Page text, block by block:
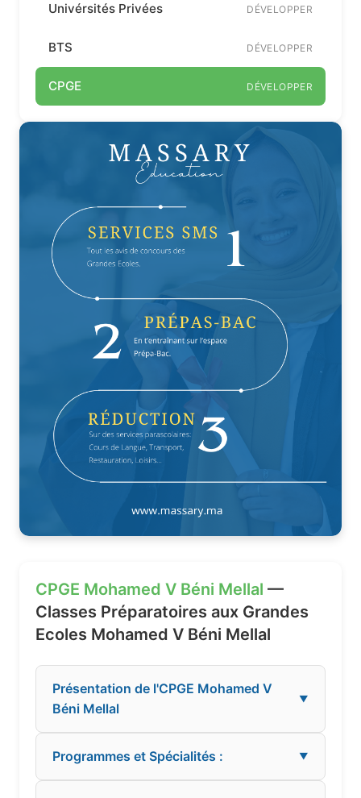
Univérsités Privées DÉVELOPPER
BTS DÉVELOPPER
CPGE DÉVELOPPER
CPGE Mohamed V Béni Mellal —
Classes Préparatoires aux Grandes
Ecoles Mohamed V Béni Mellal
Présentation de l'CPGE Mohamed V
Béni Mellal
▼
Programmes et Spécialités : ▼